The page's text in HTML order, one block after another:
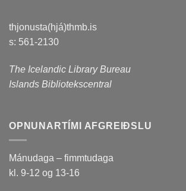
thjonusta(hjá)thmb.is
s: 561-2130
The Icelandic Library Bureau
Islands Bibliotekscentral
OPNUNARTÍMI AFGREIÐSLU
Mánudaga – fimmtudaga
kl. 9-12 og 13-16